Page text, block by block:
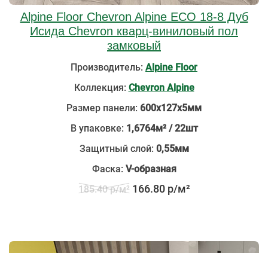
Alpine Floor Chevron Alpine ECO 18-8 Дуб
Исида Chevron кварц-виниловый пол
замковый
Производитель: Alpine Floor
Коллекция: Chevron Alpine
Размер панели: 600х127х5мм
В упаковке: 1,6764м² / 22шт
Защитный слой: 0,55мм
Фаска: V-образная
185.40 р/м² 166.80 р/м²